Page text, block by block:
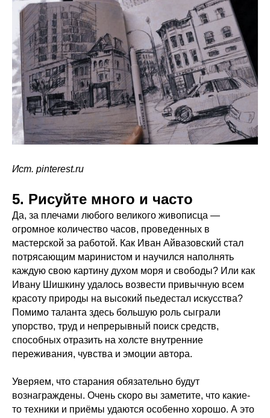
Ист. pinterest.ru
5. Рисуйте много и часто
Да, за плечами любого великого живописца —
огромное количество часов, проведенных в
мастерской за работой. Как Иван Айвазовский стал
потрясающим маринистом и научился наполнять
каждую свою картину духом моря и свободы? Или как
Ивану Шишкину удалось возвести привычную всем
красоту природы на высокий пьедестал искусства?
Помимо таланта здесь большую роль сыграли
упорство, труд и непрерывный поиск средств,
способных отразить на холсте внутренние
переживания, чувства и эмоции автора.
Уверяем, что старания обязательно будут
вознаграждены. Очень скоро вы заметите, что какие-
то техники и приёмы удаются особенно хорошо. А это